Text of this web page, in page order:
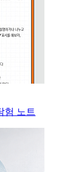
험 노트